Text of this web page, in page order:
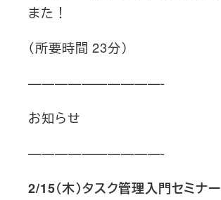
また！
（所要時間 23分）
——————————-
お知らせ
——————————-
2/15（木）タスク管理入門セミナー